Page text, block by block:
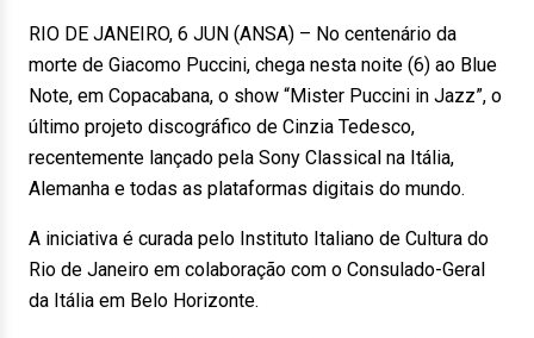
RIO DE JANEIRO, 6 JUN (ANSA) – No centenário da
morte de Giacomo Puccini, chega nesta noite (6) ao Blue
Note, em Copacabana, o show “Mister Puccini in Jazz”, o
último projeto discográfico de Cinzia Tedesco,
recentemente lançado pela Sony Classical na Itália,
Alemanha e todas as plataformas digitais do mundo.
A iniciativa é curada pelo Instituto Italiano de Cultura do
Rio de Janeiro em colaboração com o Consulado-Geral
da Itália em Belo Horizonte.